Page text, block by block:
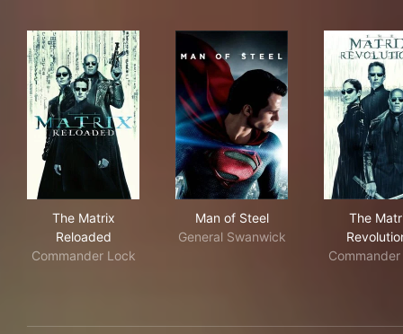
The Matrix
Reloaded
Commander Lock
Man of Steel
General Swanwick
The